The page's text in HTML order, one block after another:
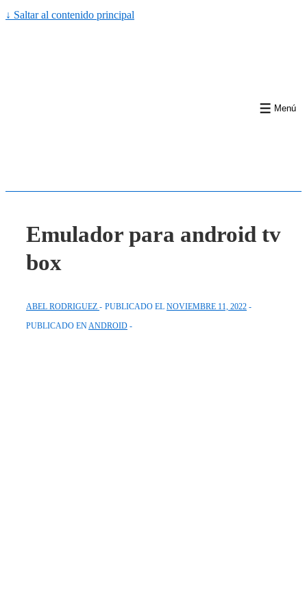
↓ Saltar al contenido principal
Menú
Emulador para android tv
box
ABEL RODRIGUEZ PUBLICADO EL NOVIEMBRE 11, 2022
PUBLICADO EN ANDROID